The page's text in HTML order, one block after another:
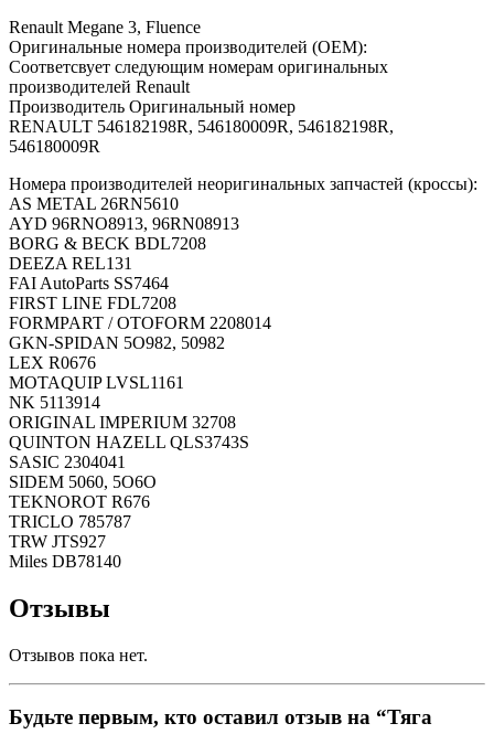
Renault Megane 3, Fluence
Оригинальные номера производителей (OEM):
Соответсвует следующим номерам оригинальных
производителей Renault
Производитель Оригинальный номер
RENAULT 546182198R, 546180009R, 546182198R,
546180009R
Номера производителей неоригинальных запчастей (кроссы):
AS METAL 26RN5610
AYD 96RNO8913, 96RN08913
BORG & BECK BDL7208
DEEZA REL131
FAI AutoParts SS7464
FIRST LINE FDL7208
FORMPART / OTOFORM 2208014
GKN-SPIDAN 5O982, 50982
LEX R0676
MOTAQUIP LVSL1161
NK 5113914
ORIGINAL IMPERIUM 32708
QUINTON HAZELL QLS3743S
SASIC 2304041
SIDEM 5060, 5O6O
TEKNOROT R676
TRICLO 785787
TRW JTS927
Miles DB78140
Отзывы
Отзывов пока нет.
Будьте первым, кто оставил отзыв на “Тяга